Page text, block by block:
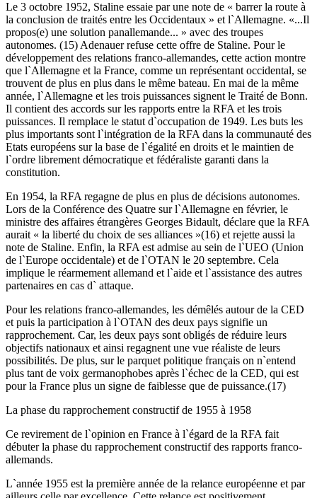
Le 3 octobre 1952, Staline essaie par une note de « barrer la route à
la conclusion de traités entre les Occidentaux » et l`Allemagne. «...Il
propos(e) une solution panallemande... » avec des troupes
autonomes. (15) Adenauer refuse cette offre de Staline. Pour le
développement des relations franco-allemandes, cette action montre
que l`Allemagne et la France, comme un représentant occidental, se
trouvent de plus en plus dans le même bateau. En mai de la même
année, l`Allemagne et les trois puissances signent le Traité de Bonn.
Il contient des accords sur les rapports entre la RFA et les trois
puissances. Il remplace le statut d`occupation de 1949. Les buts les
plus importants sont l`intégration de la RFA dans la communauté des
Etats européens sur la base de l`égalité en droits et le maintien de
l`ordre librement démocratique et fédéraliste garanti dans la
constitution.
En 1954, la RFA regagne de plus en plus de décisions autonomes.
Lors de la Conférence des Quatre sur l`Allemagne en février, le
ministre des affaires étrangères Georges Bidault, déclare que la RFA
aurait « la liberté du choix de ses alliances »(16) et rejette aussi la
note de Staline. Enfin, la RFA est admise au sein de l`UEO (Union
de l`Europe occidentale) et de l`OTAN le 20 septembre. Cela
implique le réarmement allemand et l`aide et l`assistance des autres
partenaires en cas d` attaque.
Pour les relations franco-allemandes, les démêlés autour de la CED
et puis la participation à l`OTAN des deux pays signifie un
rapprochement. Car, les deux pays sont obligés de réduire leurs
objectifs nationaux et ainsi regagnent une vue réaliste de leurs
possibilités. De plus, sur le parquet politique français on n`entend
plus tant de voix germanophobes après l`échec de la CED, qui est
pour la France plus un signe de faiblesse que de puissance.(17)
La phase du rapprochement constructif de 1955 à 1958
Ce revirement de l`opinion en France à l`égard de la RFA fait
débuter la phase du rapprochement constructif des rapports franco-
allemands.
L`année 1955 est la première année de la relance européenne et par